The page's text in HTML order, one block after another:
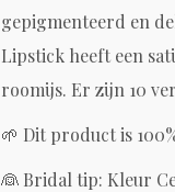
gepigmenteerd en
Lipstick heeft een
roomijs. Er zijn 10
🌱 Dit product is
👰 Bridal tip: Kleur